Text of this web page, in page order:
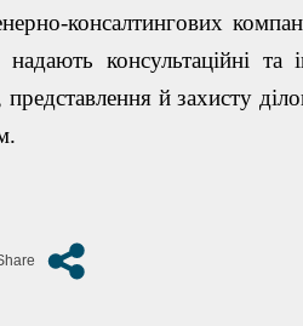
консалтингових
консультаційні та
й захисту